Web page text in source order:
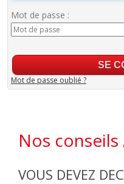
Mot de passe :
Mot de passe oublié ?
Nos conseils
VOUS DEVEZ